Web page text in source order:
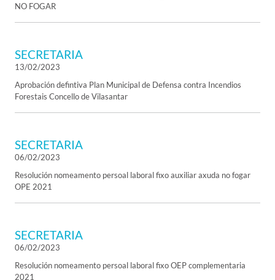
NO FOGAR
SECRETARIA
13/02/2023
Aprobación defintiva Plan Municipal de Defensa contra Incendios
Forestais Concello de Vilasantar
SECRETARIA
06/02/2023
Resolución nomeamento persoal laboral fixo auxiliar axuda no fogar
OPE 2021
SECRETARIA
06/02/2023
Resolución nomeamento persoal laboral fixo OEP complementaria
2021